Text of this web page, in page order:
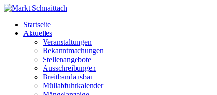
Startseite
Aktuelles
Veranstaltungen
Bekanntmachungen
Stellenangebote
Ausschreibungen
Breitbandausbau
Müllabfuhrkalender